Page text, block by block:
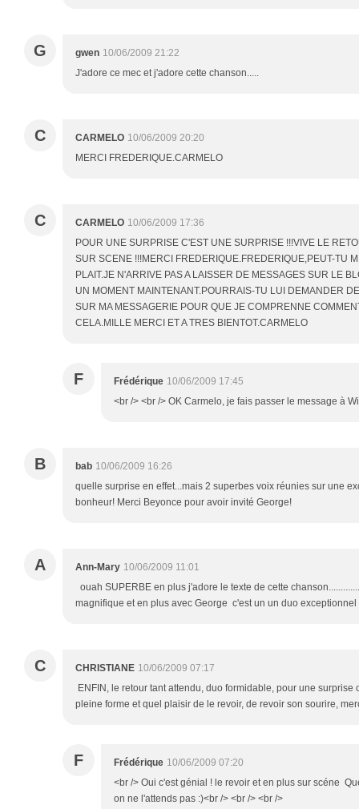
G gwen 10/06/2009 21:22
J'adore ce mec et j'adore cette chanson.....
C CARMELO 10/06/2009 20:20
MERCI FREDERIQUE.CARMELO
C CARMELO 10/06/2009 17:36
POUR UNE SURPRISE C'EST UNE SURPRISE !!!VIVE LE
SUR SCENE !!!MERCI FREDERIQUE.FREDERIQUE,PEUT-TU
PLAIT.JE N'ARRIVE PAS A LAISSER DE MESSAGES SUR LE
UN MOMENT MAINTENANT.POURRAIS-TU LUI DEMANDER
SUR MA MESSAGERIE POUR QUE JE COMPRENNE
CELA.MILLE MERCI ET A TRES BIENTOT.CARMELO
F Frédérique 10/06/2009 17:45
<br /> <br /> OK Carmelo, je fais passer le message à
B bab 10/06/2009 16:26
quelle surprise en effet...mais 2 superbes voix réunies sur une
bonheur! Merci Beyonce pour avoir invité George!
A Ann-Mary 10/06/2009 11:01
ouah SUPERBE en plus j'adore le texte de cette
magnifique et en plus avec George c'est un un duo exceptionnel
C CHRISTIANE 10/06/2009 07:17
ENFIN, le retour tant attendu, duo formidable, pour une surprise
pleine forme et quel plaisir de le revoir, de revoir son sourire,
F Frédérique 10/06/2009 07:20
<br /> Oui c'est génial ! le revoir et en plus sur scéne
on ne l'attends pas :)<br /> <br /> <br />